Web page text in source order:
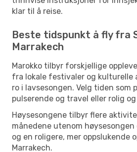
klar til å reise.
Beste tidspunkt å fly fra
Marrakech
Marokko tilbyr forskjellige
fra lokale festivaler og kulturelle
ro i lavsesongen. Velg tiden som
pulserende og travel eller rolig
Høysesongene tilbyr flere
månedene utenom
og en roligere, mer oppslukende
Marrakech.